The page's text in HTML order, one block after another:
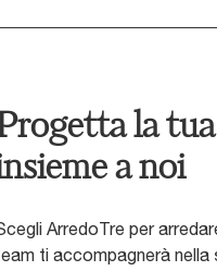
la tua
a noi
ArredoTre per
ti accompagnerà nella